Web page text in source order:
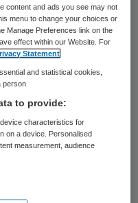
is
nadat hij zijn
content and ads you see may not
menu to change your choices or
Manage Preferences link on the
effect within our Website. For
Statement
and statistical cookies,
person
to provide:
characteristics for
on a device. Personalised
measurement, audience